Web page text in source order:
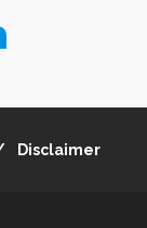
Disclaimer